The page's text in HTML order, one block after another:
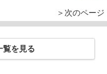
＞次のページ
覧を見る